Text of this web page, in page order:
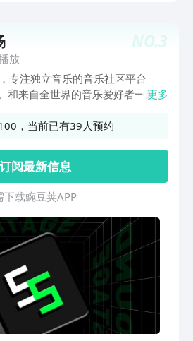
NO.3
放
专注独立音乐的音乐社区平台
和来自全世界的音乐爱好者一起分
在这里打造专属于你的音乐歌单、
，本该如此】你可以收听音乐爱好者
、推荐的音乐，各类平台音乐一站
听，不用再为听音乐奔波，同时你也
限量的上传音乐和大家一起分享。
圈子，找到同好】各类趣味话题、
风格的音乐圈子，你可以轻而易举的
感兴趣的音乐和内容；同时我们提
交的产品功能，你可尽情在聊天室
私聊中畅所欲言，与朋友交流想
享音乐。【远离烦嚣，回归本质】
归真，我们很大程度的降低了机器推
更多
，当前已有39人预约
订阅最新信息
下 载 豌 豆 荚 A P P